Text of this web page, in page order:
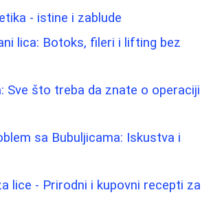
- istine i zablude
lica: Botoks, fileri i lifting bez
Sve što treba da znate o operaciji
sa Bubuljicama: Iskustva i
lice - Prirodni i kupovni recepti za